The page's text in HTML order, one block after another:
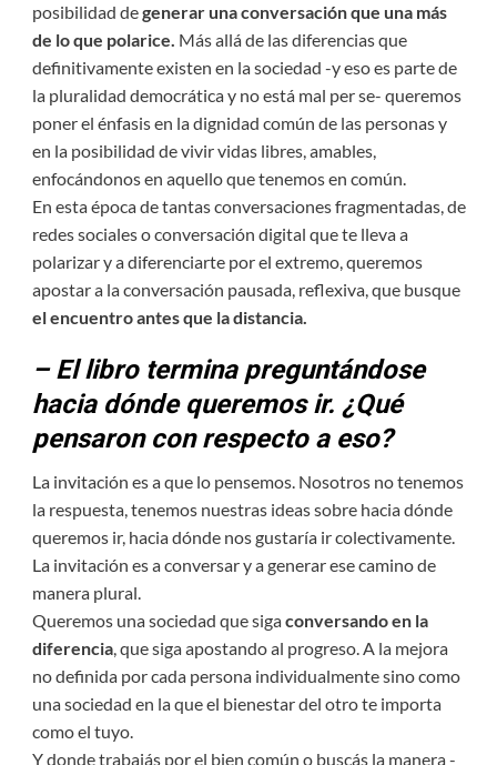
posibilidad degenerar una conversación que una más
de lo que polarice. Más allá de las diferencias que
definitivamente existen en la sociedad -y eso es parte de
la pluralidad democrática y no está mal per se- queremos
poner el énfasis en la dignidad común de las personas y
en la posibilidad de vivir vidas libres, amables,
enfocándonos en aquello que tenemos en común.
En esta época de tantas conversaciones fragmentadas, de
redes sociales o conversación digital que te lleva a
polarizar y a diferenciarte por el extremo, queremos
apostar a la conversación pausada, reflexiva, que busque
el encuentro antes que la distancia.
– El libro termina preguntándose
hacia dónde queremos ir. ¿Qué
pensaron con respecto a eso?
La invitación es a que lo pensemos. Nosotros no tenemos
la respuesta, tenemos nuestras ideas sobre hacia dónde
queremos ir, hacia dónde nos gustaría ir colectivamente.
La invitación es a conversar y a generar ese camino de
manera plural.
Queremos una sociedad que sigaconversando en la
diferencia, que siga apostando al progreso. A la mejora
no definida por cada persona individualmente sino como
una sociedad en la que el bienestar del otro te importa
como el tuyo.
Y donde trabajás por el bien común o buscás la manera -